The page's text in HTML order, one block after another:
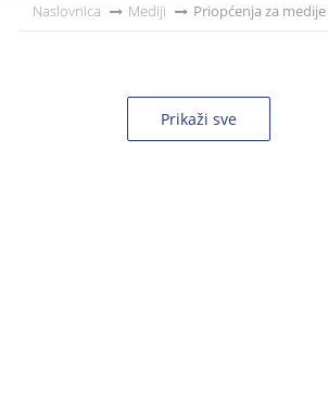
Naslovnica Mediji Priopćenja za medije
Prikaži sve